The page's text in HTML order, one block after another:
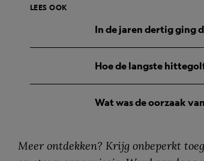
LEES OOK
In de jaren dertig ging
Hoe de langste
Wat was de oorzaak
Meer ontdekken? Krijg onbeperkt